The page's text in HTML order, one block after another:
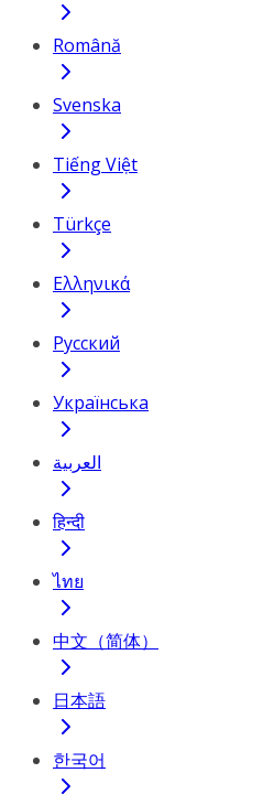
Română
Svenska
Tiếng Việt
Türkçe
Ελληνικά
Русский
Українська
العربية
हिन्दी
ไทย
中文（简体）
日本語
한국어